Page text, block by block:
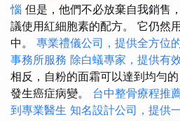
惱 但是，他們不必放棄自我銷售
議使用紅細胞素的配方。 它仍然
中。 專業禮儀公司，提供全方位
事務所服務 除白蟻專家，提供有
相反，自粉的面霜可以達到均勻
發生癌症病變。 台中整骨療程推
到專業醫生 知名設計公司，提供